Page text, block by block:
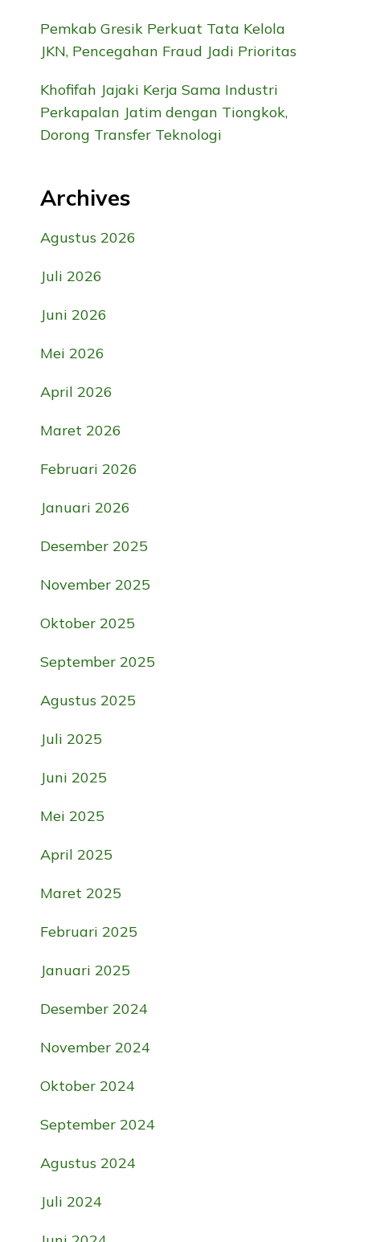
Pemkab Gresik Perkuat Tata Kelola
JKN, Pencegahan Fraud Jadi Prioritas
Khofifah Jajaki Kerja Sama Industri
Perkapalan Jatim dengan Tiongkok,
Dorong Transfer Teknologi
Archives
Agustus 2026
Juli 2026
Juni 2026
Mei 2026
April 2026
Maret 2026
Februari 2026
Januari 2026
Desember 2025
November 2025
Oktober 2025
September 2025
Agustus 2025
Juli 2025
Juni 2025
Mei 2025
April 2025
Maret 2025
Februari 2025
Januari 2025
Desember 2024
November 2024
Oktober 2024
September 2024
Agustus 2024
Juli 2024